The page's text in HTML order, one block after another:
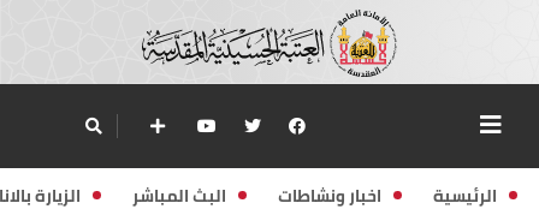
الرئيسية اخبار ونشاطات البث المباشر الزيارة